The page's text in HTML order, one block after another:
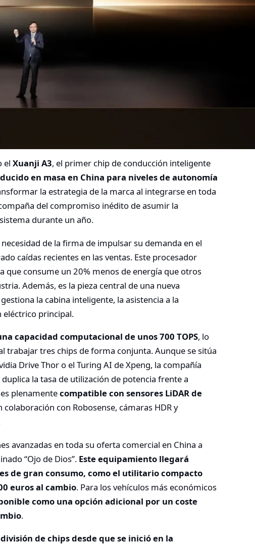
el Xuanji A3, el primer chip de conducción inteligente
en masa en China para niveles de autonomía
la estrategia de la marca al integrarse en toda
del compromiso inédito de asumir la
durante un año.
de la firma de impulsar su demanda en el
caídas recientes en las ventas. Este procesador
que consume un 20% menos de energía que otros
Además, es la pieza central de una nueva
la cabina inteligente, la asistencia a la
eléctrico principal.
capacidad computacional de unos 700 TOPS, lo
trabajar tres chips de forma conjunta. Aunque se sitúa
Drive Thor o el Turing AI de Xpeng, la compañía
la tasa de utilización de potencia frente a
plenamentecompatible con sensores LiDAR de
colaboración con Robosense, cámaras HDR y
avanzadas en toda su oferta comercial en China a
“Ojo de Dios”. Este equipamiento llegará
de gran consumo, como el utilitario compacto
euros al cambio. Para los vehículos más económicos
como una opción adicional por un coste
.
de chips desde que se inició en la